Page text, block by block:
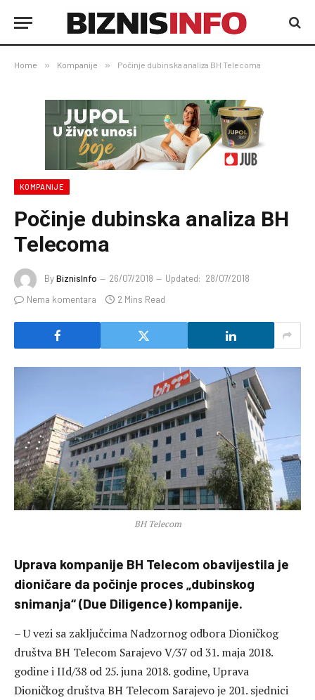
Home » Kompanije » Počinje dubinska analiza BH Telecoma
KOMPANIJE
Počinje dubinska analiza BH
Telecoma
ByBiznisInfo 26/07/2018 Updated: 28/07/2018
Nema komentara
2 Mins Read
BH Telecom
Uprava kompanije BH Telecom obavijestila je
dioničare da počinje proces „dubinskog
snimanja“ (Due Diligence) kompanije.
– U vezi sa zaključcima Nadzornog odbora Dioničkog
društva BH Telecom Sarajevo V/37 od 31. maja 2018.
godine i IId/38 od 25. juna 2018. godine, Uprava
Dioničkog društva BH Telecom Sarajevo je 201. sjednici